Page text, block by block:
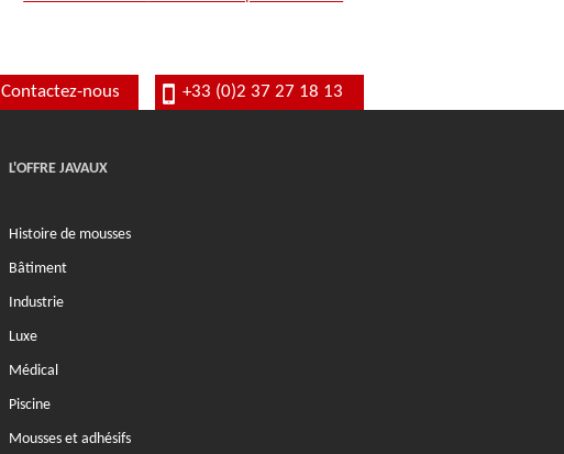
+33 (0)2 37 27 18 13
Contactez-nous
L'OFFRE JAVAUX
Histoire de mousses
Bâtiment
Industrie
Luxe
Médical
Piscine
Mousses et adhésifs